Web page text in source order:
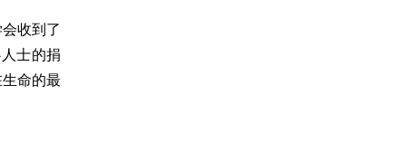
收到了
士的捐
命的最